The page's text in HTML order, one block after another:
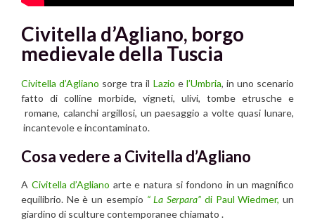
Civitella d’Agliano, borgo
medievale della Tuscia
Civitella d’Agliano sorge tra il Lazio e l’Umbria, in uno scenario
fatto di colline morbide, vigneti, ulivi, tombe etrusche e
romane, calanchi argillosi, un paesaggio a volte quasi lunare,
incantevole e incontaminato.
Cosa vedere a Civitella d’Agliano
A Civitella d’Agliano arte e natura si fondono in un magnifico
equilibrio. Ne è un esempio “ La Serpara” di Paul Wiedmer,un
giardino di sculture contemporanee chiamato .